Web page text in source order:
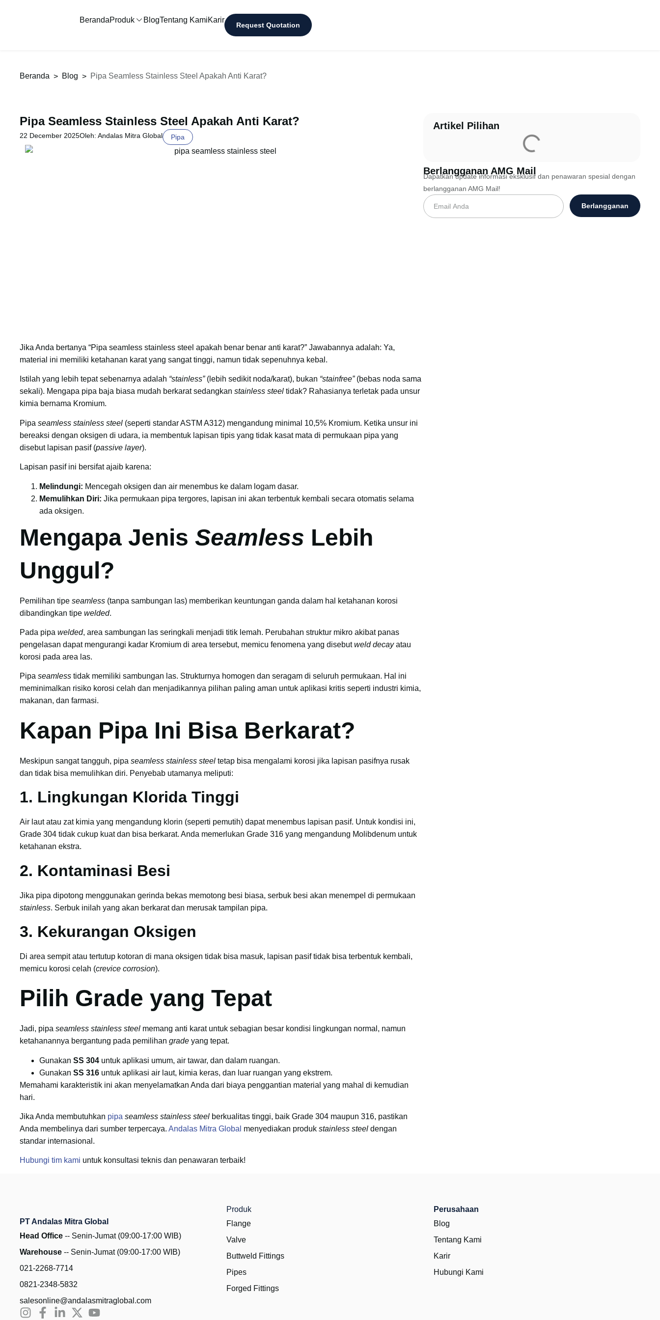
BerandaProduk BlogTentang KamiKarir
Request Quotation
Beranda > Blog > Pipa Seamless Stainless Steel Apakah Anti Karat?
Pipa Seamless Stainless Steel Apakah Anti Karat?
22 December 2025Oleh: Andalas Mitra Global Pipa
Jika Anda bertanya “Pipa seamless stainless steel apakah benar benar anti karat?” Jawabannya adalah: Ya,
material ini memiliki ketahanan karat yang sangat tinggi, namun tidak sepenuhnya kebal.
Istilah yang lebih tepat sebenarnya adalah “stainless”(lebih sedikit noda/karat), bukan “stainfree”(bebas noda sama
sekali). Mengapa pipa baja biasa mudah berkarat sedangkan stainless steel tidak? Rahasianya terletak pada unsur
kimia bernama Kromium.
Pipa seamless stainless steel (seperti standar ASTM A312) mengandung minimal 10,5% Kromium. Ketika unsur ini
bereaksi dengan oksigen di udara, ia membentuk lapisan tipis yang tidak kasat mata di permukaan pipa yang
disebut lapisan pasif (passive layer).
Lapisan pasif ini bersifat ajaib karena:
Melindungi: Mencegah oksigen dan air menembus ke dalam logam dasar.
Memulihkan Diri: Jika permukaan pipa tergores, lapisan ini akan terbentuk kembali secara otomatis selama
ada oksigen.
Mengapa Jenis Seamless Lebih
Unggul?
Pemilihan tipe seamless (tanpa sambungan las) memberikan keuntungan ganda dalam hal ketahanan korosi
dibandingkan tipe welded.
Pada pipa welded, area sambungan las seringkali menjadi titik lemah. Perubahan struktur mikro akibat panas
pengelasan dapat mengurangi kadar Kromium di area tersebut, memicu fenomena yang disebutweld decayatau
korosi pada area las.
Pipa seamless tidak memiliki sambungan las. Strukturnya homogen dan seragam di seluruh permukaan. Hal ini
meminimalkan risiko korosi celah dan menjadikannya pilihan paling aman untuk aplikasi kritis seperti industri kimia,
makanan, dan farmasi.
Kapan Pipa Ini Bisa Berkarat?
Meskipun sangat tangguh, pipa seamless stainless steel tetap bisa mengalami korosi jika lapisan pasifnya rusak
dan tidak bisa memulihkan diri. Penyebab utamanya meliputi:
1. Lingkungan Klorida Tinggi
Air laut atau zat kimia yang mengandung klorin (seperti pemutih) dapat menembus lapisan pasif. Untuk kondisi ini,
Grade 304 tidak cukup kuat dan bisa berkarat. Anda memerlukan Grade 316 yang mengandung Molibdenum untuk
ketahanan ekstra.
2. Kontaminasi Besi
Jika pipa dipotong menggunakan gerinda bekas memotong besi biasa, serbuk besi akan menempel di permukaan
stainless. Serbuk inilah yang akan berkarat dan merusak tampilan pipa.
3. Kekurangan Oksigen
Di area sempit atau tertutup kotoran di mana oksigen tidak bisa masuk, lapisan pasif tidak bisa terbentuk kembali,
memicu korosi celah (crevice corrosion).
Pilih Grade yang Tepat
Jadi, pipa seamless stainless steel memang anti karat untuk sebagian besar kondisi lingkungan normal, namun
ketahanannya bergantung pada pemilihan grade yang tepat.
Gunakan SS 304 untuk aplikasi umum, air tawar, dan dalam ruangan.
Gunakan SS 316 untuk aplikasi air laut, kimia keras, dan luar ruangan yang ekstrem.
Memahami karakteristik ini akan menyelamatkan Anda dari biaya penggantian material yang mahal di kemudian
hari.
Jika Anda membutuhkan pipa seamless stainless steel berkualitas tinggi, baik Grade 304 maupun 316, pastikan
Anda membelinya dari sumber terpercaya. Andalas Mitra Global menyediakan produk stainless steel dengan
standar internasional.
Hubungi tim kami untuk konsultasi teknis dan penawaran terbaik!
Artikel Pilihan
Berlangganan AMG Mail
Dapatkan update informasi eksklusif dan penawaran spesial dengan
berlangganan AMG Mail!
Berlangganan
PT Andalas Mitra Global
Head Office -- Senin-Jumat (09:00-17:00 WIB)
Warehouse -- Senin-Jumat (09:00-17:00 WIB)
021-2268-7714
0821-2348-5832
salesonline@andalasmitraglobal.com
Produk
Flange
Valve
Buttweld Fittings
Pipes
Forged Fittings
Perusahaan
Blog
Tentang Kami
Karir
Hubungi Kami